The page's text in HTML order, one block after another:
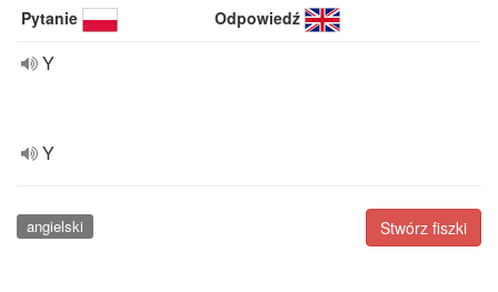
Pytanie Odpowiedź
Y
Y
Stwórz fiszki
angielski